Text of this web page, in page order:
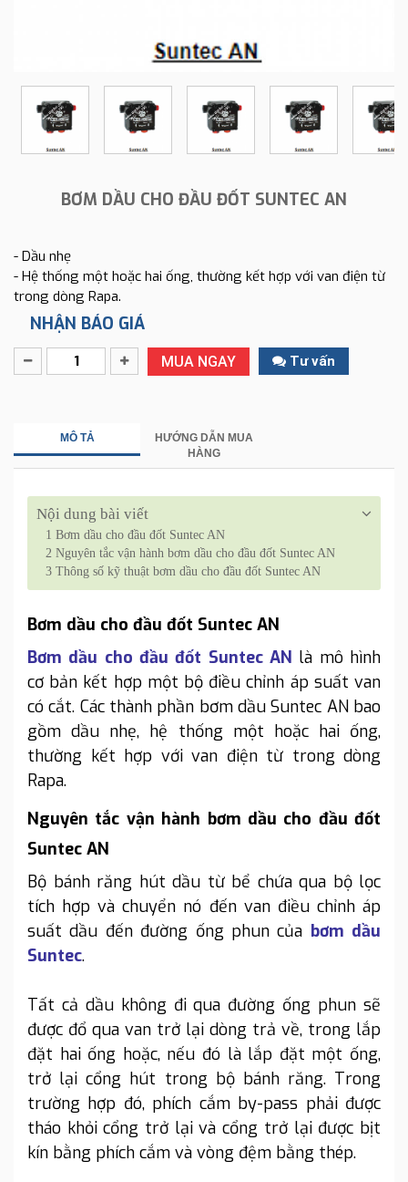
BƠM DẦU CHO ĐẦU ĐỐT SUNTEC AN
- Dầu nhẹ
- Hệ thống một hoặc hai ống, thường kết hợp với van điện từ
trong dòng Rapa.
NHẬN BÁO GIÁ
MUA NGAY Tư vấn
MÔ TẢ
HƯỚNG DẪN MUA
HÀNG
Nội dung bài viết
1 Bơm dầu cho đầu đốt Suntec AN
2 Nguyên tắc vận hành bơm dầu cho đầu đốt Suntec AN
3 Thông số kỹ thuật bơm dầu cho đầu đốt Suntec AN
Bơm dầu cho đầu đốt Suntec AN
Bơm dầu cho đầu đốt Suntec AN là mô hình
cơ bản kết hợp một bộ điều chỉnh áp suất van
có cắt. Các thành phần bơm dầu Suntec AN bao
gồm dầu nhẹ, hệ thống một hoặc hai ống,
thường kết hợp với van điện từ trong dòng
Rapa.
Nguyên tắc vận hành bơm dầu cho đầu đốt
Suntec AN
Bộ bánh răng hút dầu từ bể chứa qua bộ lọc
tích hợp và chuyển nó đến van điều chỉnh áp
suất dầu đến đường ống phun của bơm dầu
Suntec.
Tất cả dầu không đi qua đường ống phun sẽ
được đổ qua van trở lại dòng trả về, trong lắp
đặt hai ống hoặc, nếu đó là lắp đặt một ống,
trở lại cổng hút trong bộ bánh răng. Trong
trường hợp đó, phích cắm by-pass phải được
tháo khỏi cổng trở lại và cổng trở lại được bịt
kín bằng phích cắm và vòng đệm bằng thép.